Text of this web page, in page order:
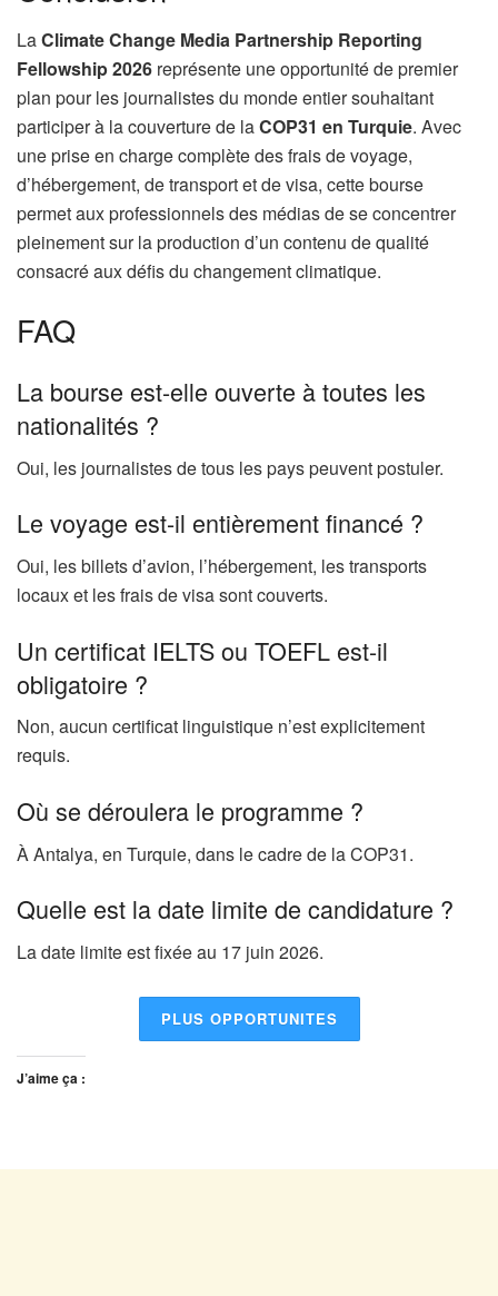
LaClimate Change Media Partnership Reporting
Fellowship 2026 représente une opportunité de premier
plan pour les journalistes du monde entier souhaitant
participer à la couverture de laCOP31 en Turquie. Avec
une prise en charge complète des frais de voyage,
d’hébergement, de transport et de visa, cette bourse
permet aux professionnels des médias de se concentrer
pleinement sur la production d’un contenu de qualité
consacré aux défis du changement climatique.
FAQ
La bourse est-elle ouverte à toutes les
nationalités ?
Oui, les journalistes de tous les pays peuvent postuler.
Le voyage est-il entièrement financé ?
Oui, les billets d’avion, l’hébergement, les transports
locaux et les frais de visa sont couverts.
Un certificat IELTS ou TOEFL est-il
obligatoire ?
Non, aucun certificat linguistique n’est explicitement
requis.
Où se déroulera le programme ?
À Antalya, en Turquie, dans le cadre de la COP31.
Quelle est la date limite de candidature ?
La date limite est fixée au 17 juin 2026.
PLUS OPPORTUNITES
J’aime ça :